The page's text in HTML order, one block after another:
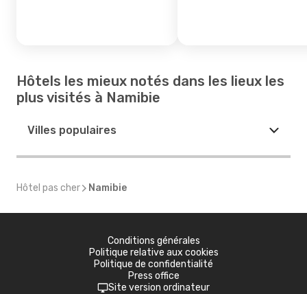
Hôtels les mieux notés dans les lieux les
plus visités à Namibie
Villes populaires
Hôtel pas cher Namibie
Conditions générales
Politique relative aux cookies
Politique de confidentialité
Press office
Site version ordinateur